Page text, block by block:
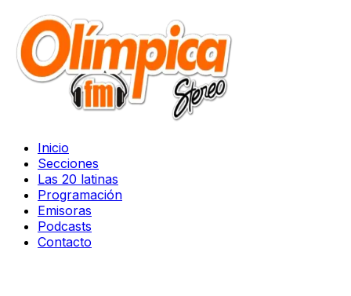
Inicio
Secciones
Las 20 latinas
Programación
Emisoras
Podcasts
Contacto